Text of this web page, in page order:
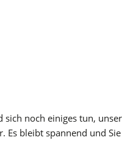
noch einiges tun,
Es bleibt spannend und